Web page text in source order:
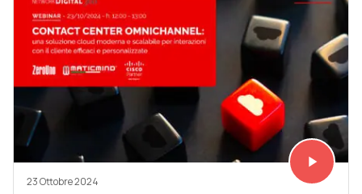
Vedi subito
play_arrow
23 Ottobre 2024